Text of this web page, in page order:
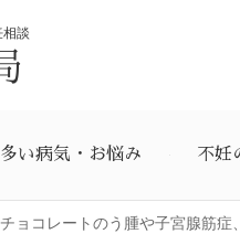
談
い病気・お悩み 不妊
チョコレートのう腫や子宮腺筋症